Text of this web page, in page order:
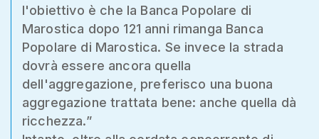
l'obiettivo è che la Banca Popolare di
Marostica dopo 121 anni rimanga Banca
Popolare di Marostica. Se invece la strada
dovrà essere ancora quella
dell'aggregazione, preferisco una buona
aggregazione trattata bene: anche quella dà
ricchezza.”